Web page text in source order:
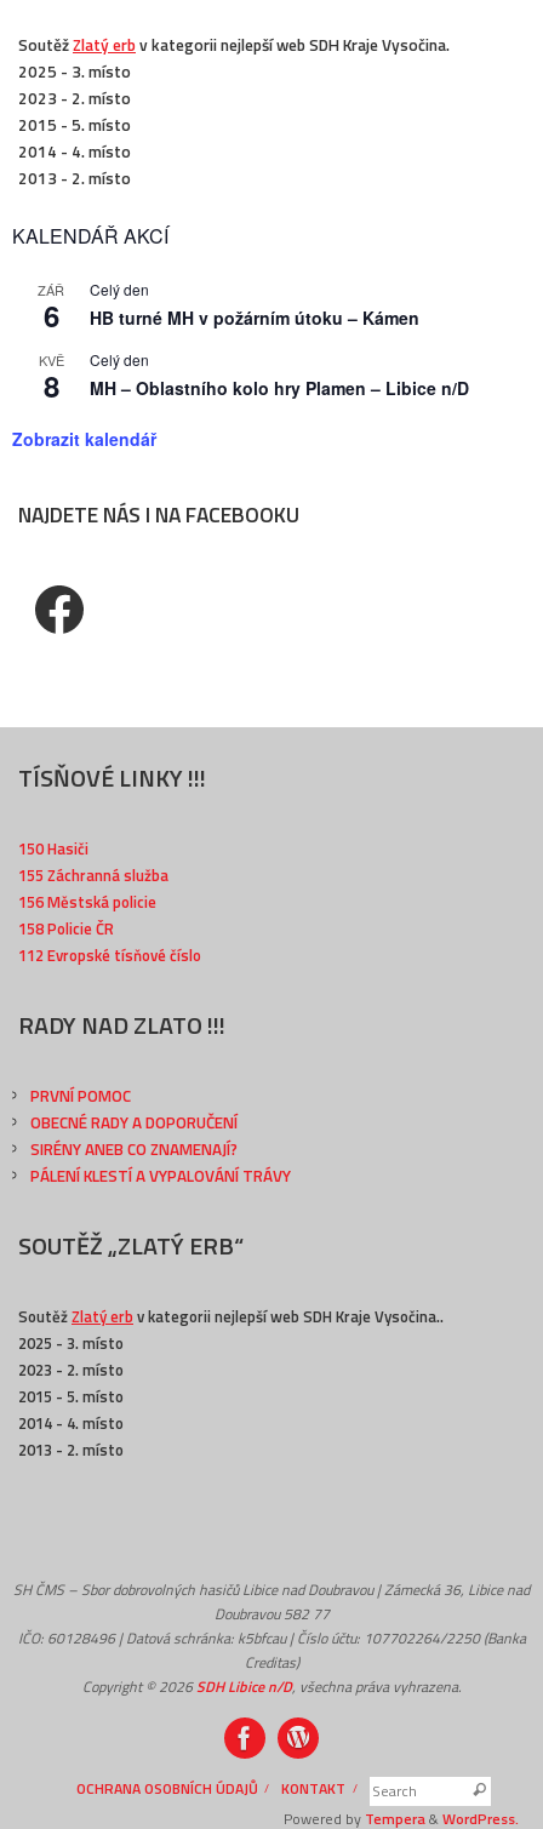
SoutěžZlatý erbv kategorii nejlepší web SDH Kraje Vysočina.
2025 - 3. místo
2023 - 2. místo
2015 - 5. místo
2014 - 4. místo
2013 - 2. místo
KALENDÁŘ AKCÍ
ZÁŘ
6
Celý den
HB turné MH v požárním útoku – Kámen
KVĚ
8
Celý den
MH – Oblastního kolo hry Plamen – Libice n/D
Zobrazit kalendář
NAJDETE NÁS I NA FACEBOOKU
Facebook
TÍSŇOVÉ LINKY !!!
150 Hasiči
155 Záchranná služba
156 Městská policie
158 Policie ČR
112 Evropské tísňové číslo
RADY NAD ZLATO !!!
PRVNÍ POMOC
OBECNÉ RADY A DOPORUČENÍ
SIRÉNY ANEB CO ZNAMENAJÍ?
PÁLENÍ KLESTÍ A VYPALOVÁNÍ TRÁVY
SOUTĚŽ „ZLATÝ ERB“
SoutěžZlatý erb v kategorii nejlepší web SDH Kraje Vysočina..
2025 - 3. místo
2023 - 2. místo
2015 - 5. místo
2014 - 4. místo
2013 - 2. místo
SH ČMS – Sbor dobrovolných hasičů Libice nad Doubravou | Zámecká 36, Libice nad
Doubravou 582 77
IČO: 60128496 | Datová schránka: k5bfcau | Číslo účtu: 107702264/2250 (Banka
Creditas)
Copyright © 2026SDH Libice n/D, všechna práva vyhrazena.
OCHRANA OSOBNÍCH ÚDAJŮ KONTAKT Search
Powered by Tempera&WordPress.